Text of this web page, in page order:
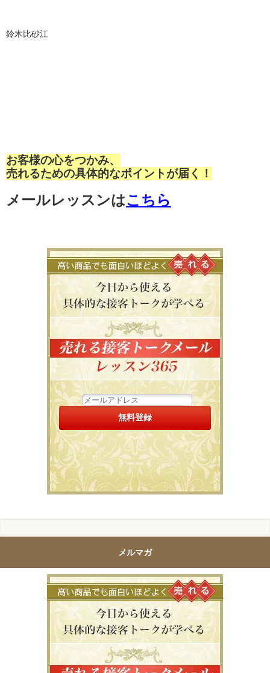
鈴木比砂江
お客様の心をつかみ、
売れるための具体的なポイントが届く！
メールレッスンはこちら
メルマガ